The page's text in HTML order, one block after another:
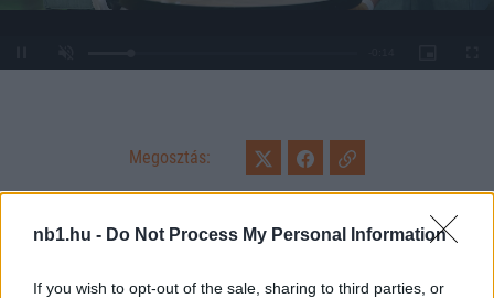
nb1.hu - Do Not Process My Personal Information
If you wish to opt-out of the sale, sharing to third parties, or
0%
Megosztás:
KAPCSOLÓDÓ HÍREK